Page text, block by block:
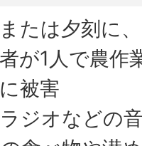
たは夕刻に
が1人で農作
被害
ジオなどの